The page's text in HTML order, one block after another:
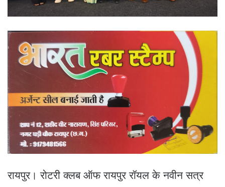
रायपुर। रोटरी क्लब ऑफ रायपुर रॉयल के नवीन सत्र